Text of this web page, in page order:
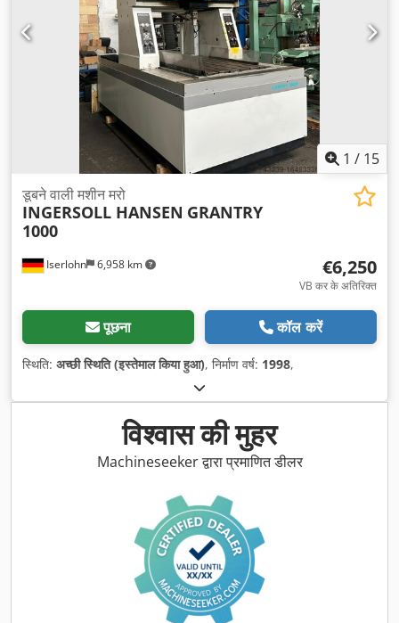
1 / 15
Iserlohn 6,958 km
डूबने वाली मशीन मरो
INGERSOLL HANSEN GRANTRY
1000
€6,250
VB कर के अतिरिक्त
पूछना कॉल करें
स्थिति: अच्छी स्थिति (इस्तेमाल किया हुआ), निर्माण वर्ष: 1998,
विश्वास की मुहर
Machineseeker द्वारा प्रमाणित डीलर